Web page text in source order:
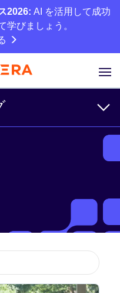
2026: AI を活用して成功
学びましょう。